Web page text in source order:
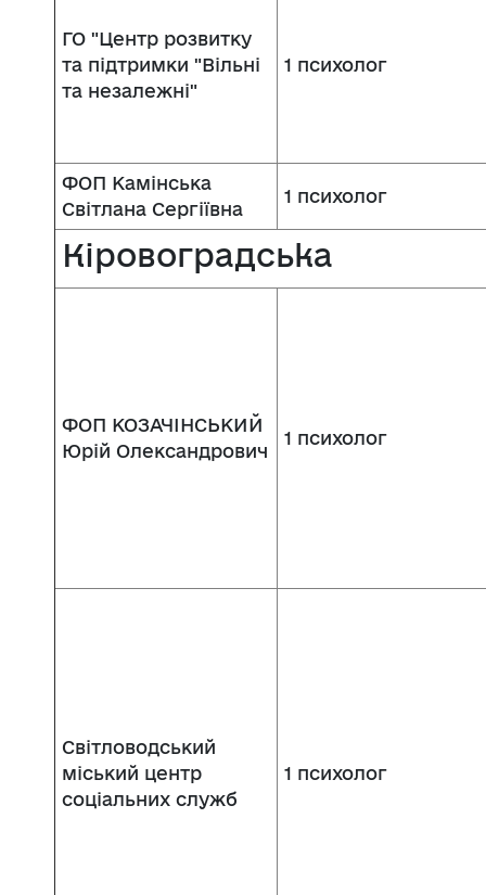
ГО "Центр розвитку
та підтримки "Вільні
та незалежні"
1 психолог
ФОП Камінська
Світлана Сергіївна
1 психолог
Кіровоградська
ФОП КОЗАЧІНСЬКИЙ
Юрій Олександрович
1 психолог
Світловодський
міський центр
соціальних служб
1 психолог